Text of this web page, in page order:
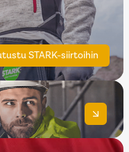
STARK-siirtoihin